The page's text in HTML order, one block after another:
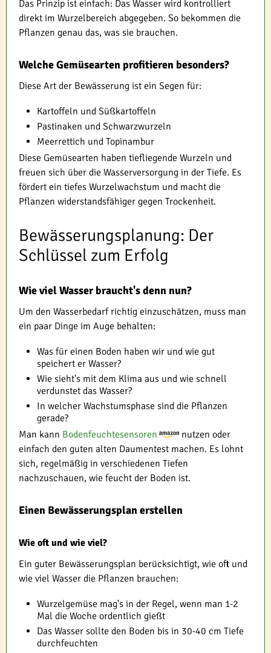
Das Prinzip ist einfach: Das Wasser wird kontrolliert
direkt im Wurzelbereich abgegeben. So bekommen die
Pflanzen genau das, was sie brauchen.
Welche Gemüsearten profitieren besonders?
Diese Art der Bewässerung ist ein Segen für:
Kartoffeln und Süßkartoffeln
Pastinaken und Schwarzwurzeln
Meerrettich und Topinambur
Diese Gemüsearten haben tiefliegende Wurzeln und
freuen sich über die Wasserversorgung in der Tiefe. Es
fördert ein tiefes Wurzelwachstum und macht die
Pflanzen widerstandsfähiger gegen Trockenheit.
Bewässerungsplanung: Der
Schlüssel zum Erfolg
Wie viel Wasser braucht's denn nun?
Um den Wasserbedarf richtig einzuschätzen, muss man
ein paar Dinge im Auge behalten:
Was für einen Boden haben wir und wie gut
speichert er Wasser?
Wie sieht's mit dem Klima aus und wie schnell
verdunstet das Wasser?
In welcher Wachstumsphase sind die Pflanzen
gerade?
Man kann Bodenfeuchtesensoren
nutzen oder
einfach den guten alten Daumentest machen. Es lohnt
sich, regelmäßig in verschiedenen Tiefen
nachzuschauen, wie feucht der Boden ist.
Einen Bewässerungsplan erstellen
Wie oft und wie viel?
Ein guter Bewässerungsplan berücksichtigt, wie oft und
wie viel Wasser die Pflanzen brauchen:
Wurzelgemüse mag's in der Regel, wenn man 1-2
Mal die Woche ordentlich gießt
Das Wasser sollte den Boden bis in 30-40 cm Tiefe
durchfeuchten